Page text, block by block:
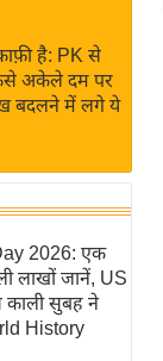
है: PK से
अकेले दम पर
बदलने में लगे ये
2026: एक
लाखों जानें, US
काली सुबह ने
History